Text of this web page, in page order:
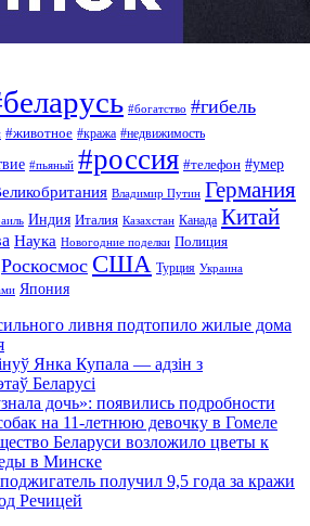
#богатство #гибель
#животное #кража #недвижимость
#пьяный #россия #телефон #умер
Владимир Путин Германия
Индия Италия Казахстан Канада Китай
Наука Новогодние поделки Полиция
Роскосмос США Турция Украина
Япония
ливня подтопило жилые дома
Янка Купала — адзін з
Беларусі
дочь»: появились подробности
на 11-летнюю девочку в Гомеле
Беларуси возложило цветы к
в Минске
получил 9,5 года за кражи
Речицей